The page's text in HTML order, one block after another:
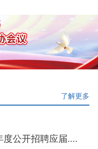
了解更多
度公开招聘应届....